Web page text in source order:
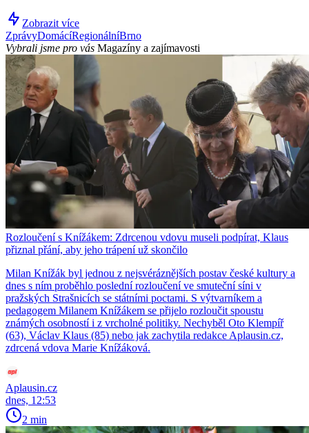
Zobrazit více
ZprávyDomácíRegionálníBrno
Vybrali jsme pro vás Magazíny a zajímavosti
Rozloučení s Knížákem: Zdrcenou vdovu museli podpírat, Klaus
přiznal přání, aby jeho trápení už skončilo
Milan Knížák byl jednou z nejsvéráznějších postav české kultury a
dnes s ním proběhlo poslední rozloučení ve smuteční síni v
pražských Strašnicích se státními poctami. S výtvarníkem a
pedagogem Milanem Knížákem se přijelo rozloučit spoustu
známých osobností i z vrcholné politiky. Nechyběl Oto Klempíř
(63), Václav Klaus (85) nebo jak zachytila redakce Aplausin.cz,
zdrcená vdova Marie Knížáková.
Aplausin.cz
dnes, 12:53
2 min